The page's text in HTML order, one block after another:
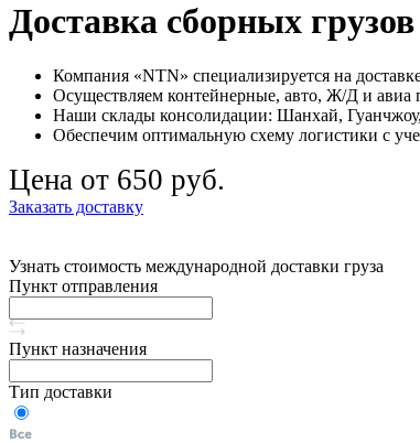
Доставка сборных
Компания «NTN» специализируется на
Осуществляем контейнерные, авто, Ж/Д и авиа
Наши склады консолидации: Шанхай,
Обеспечим оптимальную схему логистики с
Цена от 650 руб.
Заказать доставку
Узнать стоимость международной доставки груза
Пункт отправления
Пункт назначения
Тип доставки